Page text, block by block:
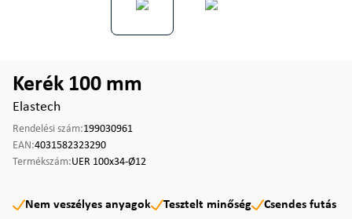
Kerék 100 mm
Elastech
Rendelési szám:199030961
EAN:4031582323290
Termékszám:UER 100x34-Ø12
Nem veszélyes anyagok Tesztelt minőség
Csendes futás